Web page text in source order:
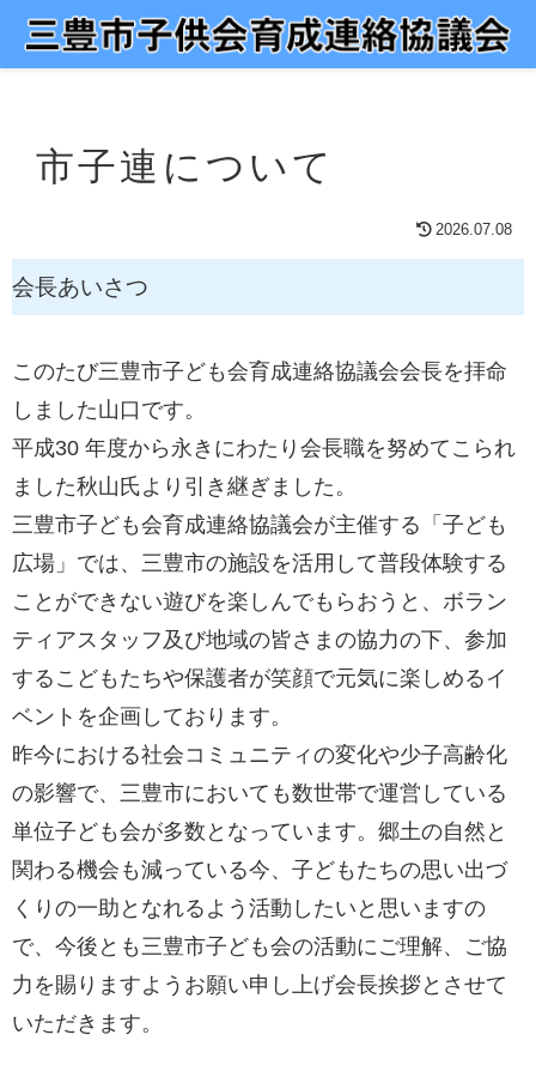
市子連について
2026.07.08
会長あいさつ
このたび三豊市子ども会育成連絡協議会会長を拝命
しました山口です。
平成30 年度から永きにわたり会長職を努めてこられ
ました秋山氏より引き継ぎました。
三豊市子ども会育成連絡協議会が主催する「子ども
広場」では、三豊市の施設を活用して普段体験する
ことができない遊びを楽しんでもらおうと、ボラン
ティアスタッフ及び地域の皆さまの協力の下、参加
するこどもたちや保護者が笑顔で元気に楽しめるイ
ベントを企画しております。
昨今における社会コミュニティの変化や少子高齢化
の影響で、三豊市においても数世帯で運営している
単位子ども会が多数となっています。郷土の自然と
関わる機会も減っている今、子どもたちの思い出づ
くりの一助となれるよう活動したいと思いますの
で、今後とも三豊市子ども会の活動にご理解、ご協
力を賜りますようお願い申し上げ会長挨拶とさせて
いただきます。